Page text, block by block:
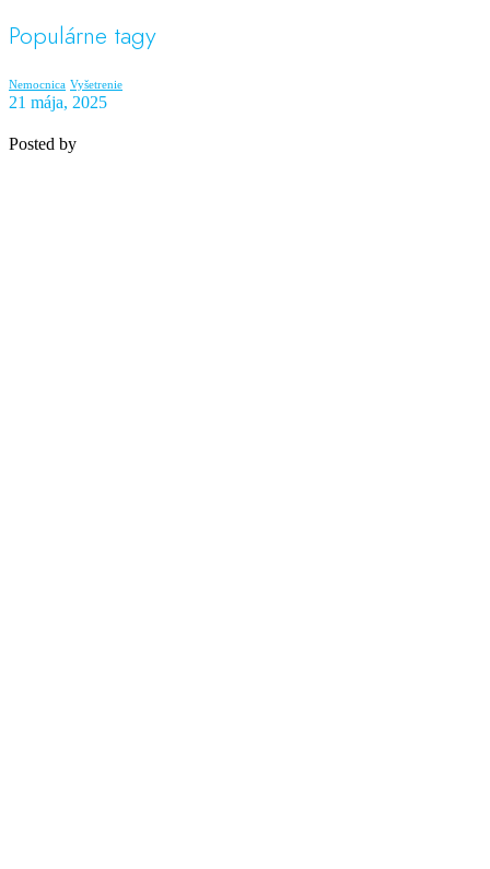
Populárne tagy
Nemocnica Vyšetrenie
21 mája, 2025
Posted by